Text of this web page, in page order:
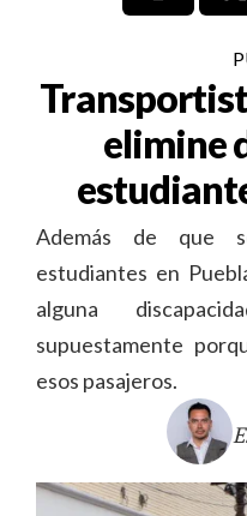
elimine
Además de que
estudiantes en
alguna
supuestamente
esos pasajeros.